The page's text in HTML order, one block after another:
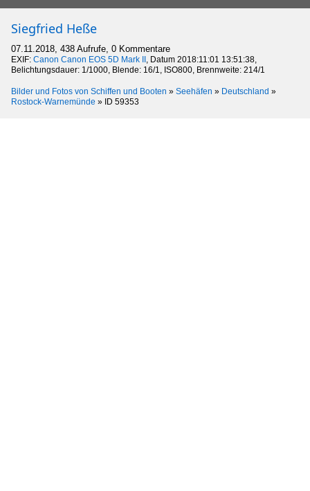
Siegfried Heße
07.11.2018, 438 Aufrufe, 0 Kommentare
EXIF: Canon Canon EOS 5D Mark II , Datum 2018:11:01 13:51:38,
Belichtungsdauer: 1/1000, Blende: 16/1, ISO800, Brennweite: 214/1
Bilder und Fotos von Schiffen und Booten » Seehäfen » Deutschland »
Rostock-Warnemünde » ID 59353